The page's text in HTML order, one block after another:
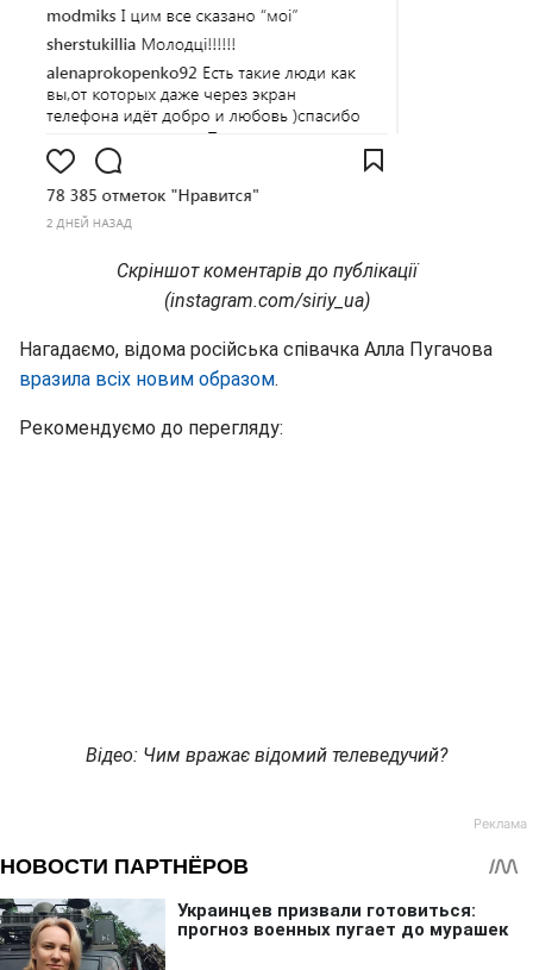
Скріншот коментарів до публікації
(instagram.com/siriy_ua)
Нагадаємо, відома російська співачка Алла Пугачова
вразила всіх новим образом.
Рекомендуємо до перегляду:
Відео: Чим вражає відомий телеведучий?